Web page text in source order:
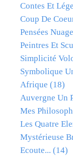
Contes Et
Coup De
Pensées
Peintres Et
Simplicité
Symbolique
Afrique (18)
Auvergne Un
Mes
Les Quatre
Mystérieuse
Ecoute... (14)